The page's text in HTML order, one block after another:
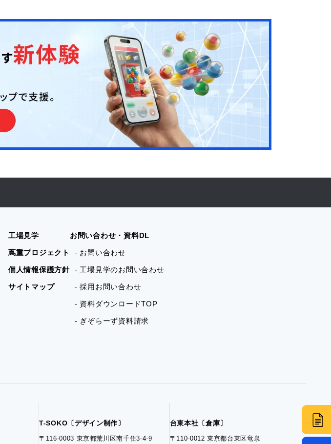
工場見学
蔦重プロジェクト
個人情報保護方針
サイトマップ
お問い合わせ・資料DL
- お問い合わせ
- 工場見学のお問い合わせ
- 採用お問い合わせ
- 資料ダウンロードTOP
- ぎぞらーず資料請求
T-SOKO〔デザイン制作〕
〒116-0003 東京都荒川区南千住3-4-9
台東本社〔倉庫〕
〒110-0012 東京都台東区竜泉